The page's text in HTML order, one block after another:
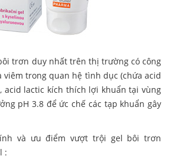
trơn duy nhất trên thị trường có công
trong quan hệ tình dục (chứa acid
acid lactic kích thích lợi khuẩn tại vùng
pH 3.8 để ức chế các tạp khuẩn gây
và ưu điểm vượt trội gel bôi trơn
: